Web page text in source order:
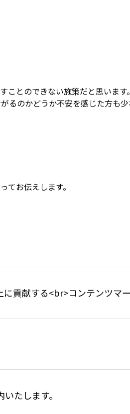
とのできない施策だと思います。
るのかどうか不安を感じた方も
お伝えします。
貢献する<br>コンテンツマ
たします。